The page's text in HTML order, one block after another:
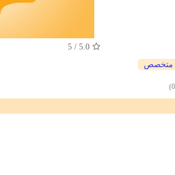
5.0
/ 5
متخصص